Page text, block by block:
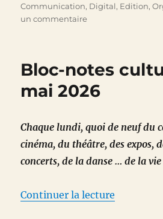
le
Communication, Digital, Edition,
un commentairesur
parlez-
d’moi
a
qu’ça
qui
Bloc-notes
mai 2026
Chaque lundi, quoi de neuf du
cinéma, du théâtre, des expos,
concerts, de la danse … de la
Continuer la lecture